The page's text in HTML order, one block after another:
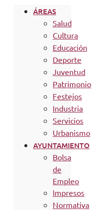
ÁREAS
Salud
Cultura
Educación
Deporte
Juventud
Patrimonio
Festejos
Industria
Servicios
Urbanismo
AYUNTAMIENTO
Bolsa
de
Empleo
Impresos
Normativa